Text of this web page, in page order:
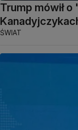
Trump mówił
ŚWIAT